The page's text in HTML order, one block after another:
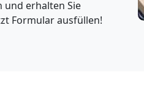
und erhalten Sie
Formular ausfüllen!